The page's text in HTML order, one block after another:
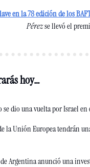
en la 78 edición de los
Pérez se llevó el
hoy…
se dio una vuelta por Israel
la Unión Europea tendrán
Argentina anunció una